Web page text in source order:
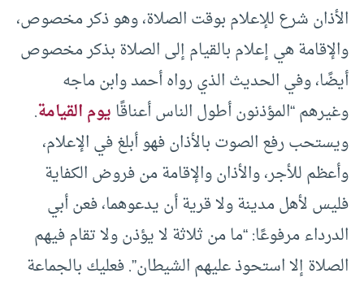
الأذان شرع للإعلام بوقت الصلاة، وهو ذكر مخصوص،
والإقامة هي إعلام بالقيام إلى الصلاة بذكر مخصوص
أيضًا، وفي الحديث الذي رواه أحمد وابن ماجه
وغيرهم “المؤذنون أطول الناس أعناقًايوم القيامة.
ويستحب رفع الصوت بالأذان فهو أبلغ في الإعلام،
وأعظم للأجر، والأذان والإقامة من فروض الكفاية
فليس لأهل مدينة ولا قرية أن يدعوهما، فعن أبي
الدرداء مرفوعًا: “ما من ثلاثة لا يؤذن ولا تقام فيهم
الصلاة إلا استحوذ عليهم الشيطان”. فعليك بالجماعة